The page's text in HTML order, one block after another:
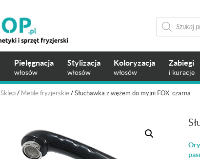
Wyszukiwarka
produktów
Pielęgnacja
włosów
Stylizacja
włosów
Koloryzacja
włosów
Zabiegi
i kuracje
Sklep / Meble fryzjerskie / Słuchawka z wężem do myjni FOX, czarna